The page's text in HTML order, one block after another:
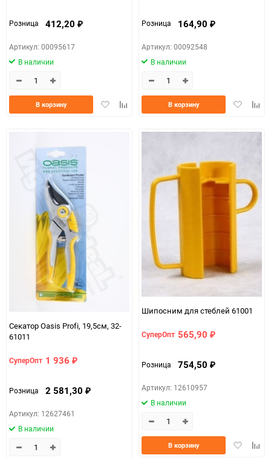
Розница 412,20 ₽
Артикул: 00095617
В наличии
ДобавитьДобавить
В корзину
Розница 164,90 ₽
Артикул: 00092548
В наличии
Добавить
В корзину
Секатор Oasis Profi, 19,5см, 32-
61011
СуперОпт 1 936 ₽
Розница 2 581,30 ₽
Артикул: 12627461
В наличии
Шипосним для стеблей 61001
СуперОпт 565,90 ₽
Розница 754,50 ₽
Артикул: 12610957
В наличии
Добавить
В корзину